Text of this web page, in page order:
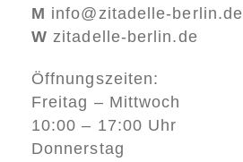
M info@zitadelle-berlin.de
W zitadelle-berlin.de
Öffnungszeiten:
Freitag – Mittwoch
10:00 – 17:00 Uhr
Donnerstag